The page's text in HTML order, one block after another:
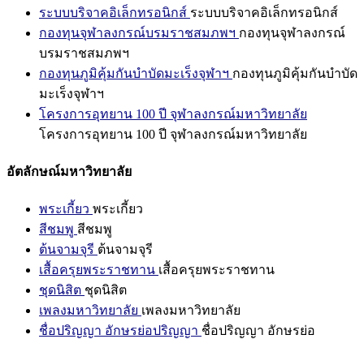
ระบบบริจาคอิเล็กทรอนิกส์ ระบบบริจาคอิเล็กทรอนิกส์
กองทุนจุฬาลงกรณ์บรมราชสมภพฯ กองทุนจุฬาลงกรณ์
บรมราชสมภพฯ
กองทุนภูมิคุ้มกันบำบัดมะเร็งจุฬาฯ กองทุนภูมิคุ้มกันบำบัด
มะเร็งจุฬาฯ
โครงการอุทยาน 100 ปี จุฬาลงกรณ์มหาวิทยาลัย
โครงการอุทยาน 100 ปี จุฬาลงกรณ์มหาวิทยาลัย
อัตลักษณ์มหาวิทยาลัย
พระเกี้ยว พระเกี้ยว
สีชมพู สีชมพู
ต้นจามจุรี ต้นจามจุรี
เสื้อครุยพระราชทาน เสื้อครุยพระราชทาน
ชุดนิสิต ชุดนิสิต
เพลงมหาวิทยาลัย เพลงมหาวิทยาลัย
ชื่อปริญญา อักษรย่อปริญญา ชื่อปริญญา อักษรย่อ